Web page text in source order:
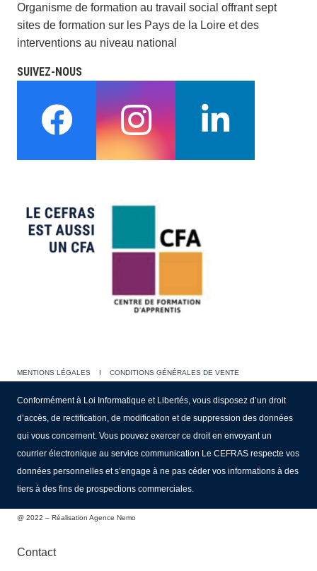
Organisme de formation au travail social offrant sept
sites de formation sur les Pays de la Loire et des
interventions au niveau national
SUIVEZ-NOUS
MENTIONS LÉGALES I CONDITIONS GÉNÉRALES DE VENTE
Conformément à Loi Informatique et Libertés, vous disposez d’un droit
d’accès, de rectification, de modification et de suppression des données
qui vous concernent. Vous pouvez exercer ce droit en envoyant un
courrier électronique au service communication Le CEFRAS respecte vos
données personnelles et s’engage à ne pas céder vos informations à des
tiers à des fins de prospections commerciales.
@ 2022 – Réalisation Agence Nemo
Contact